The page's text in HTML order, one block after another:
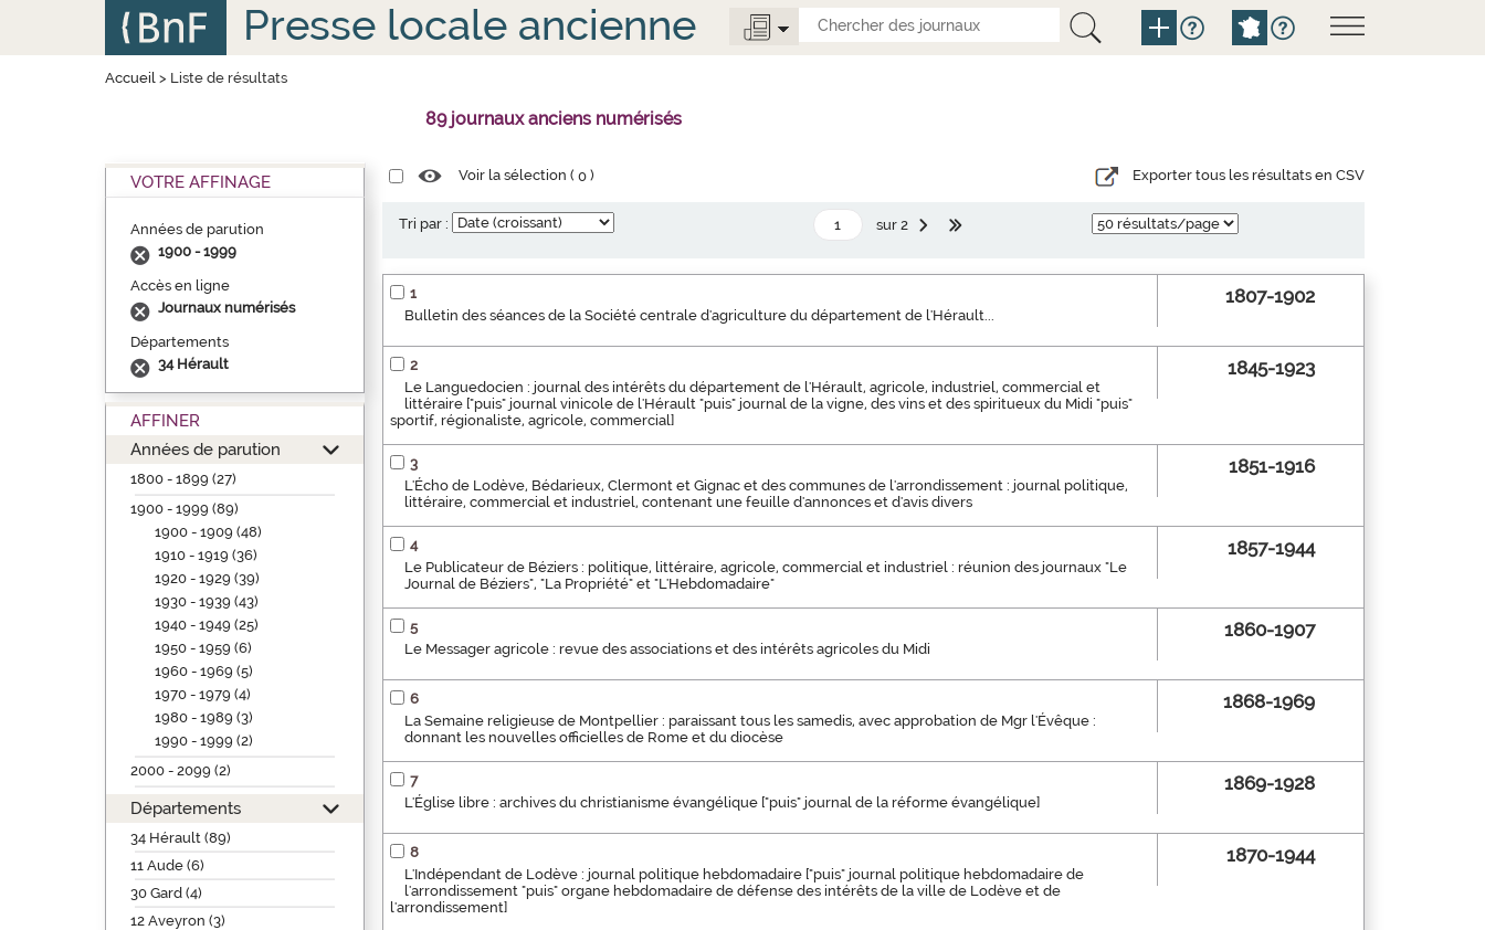
Presse locale ancienne
Accueil> Liste de résultats
89 journaux anciens numérisés
VOTRE AFFINAGE
Années de parution
1900 - 1999
Accès en ligne
Journaux numérisés
Départements
34 Hérault
AFFINER
Années de parution
1800 - 1899 (27)
1900 - 1999 (89)
1900 - 1909 (48)
1910 - 1919 (36)
1920 - 1929 (39)
1930 - 1939 (43)
1940 - 1949 (25)
1950 - 1959 (6)
1960 - 1969 (5)
1970 - 1979 (4)
1980 - 1989 (3)
1990 - 1999 (2)
2000 - 2099 (2)
Départements
34 Hérault (89)
11 Aude (6)
30 Gard (4)
12 Aveyron (3)
Voir la sélection (0 ) Exporter tous les résultats en CSV
Tri par : sur 2
1
Bulletin des séances de la Société centrale d'agriculture du département de l'Hérault...
1807-1902
2
Le Languedocien : journal des intérêts du département de l'Hérault, agricole, industriel, commercial et
littéraire ["puis" journal vinicole de l'Hérault "puis" journal de la vigne, des vins et des spiritueux du Midi "puis"
sportif, régionaliste, agricole, commercial]
1845-1923
3
L'Écho de Lodève, Bédarieux, Clermont et Gignac et des communes de l'arrondissement : journal politique,
littéraire, commercial et industriel, contenant une feuille d'annonces et d'avis divers
1851-1916
4
Le Publicateur de Béziers : politique, littéraire, agricole, commercial et industriel : réunion des journaux "Le
Journal de Béziers", "La Propriété" et "L'Hebdomadaire"
1857-1944
5
Le Messager agricole : revue des associations et des intérêts agricoles du Midi
1860-1907
6
La Semaine religieuse de Montpellier : paraissant tous les samedis, avec approbation de Mgr l'Évêque :
donnant les nouvelles officielles de Rome et du diocèse
1868-1969
7
L'Église libre : archives du christianisme évangélique ["puis" journal de la réforme évangélique]
1869-1928
8
L'Indépendant de Lodève : journal politique hebdomadaire ["puis" journal politique hebdomadaire de
l'arrondissement "puis" organe hebdomadaire de défense des intérêts de la ville de Lodève et de
l'arrondissement]
1870-1944
Panneau de gestion des cookies